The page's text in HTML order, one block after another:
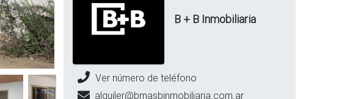
B + B Inmobiliaria
Ver número de teléfono
alquiler@bmasbinmobiliaria.com.ar